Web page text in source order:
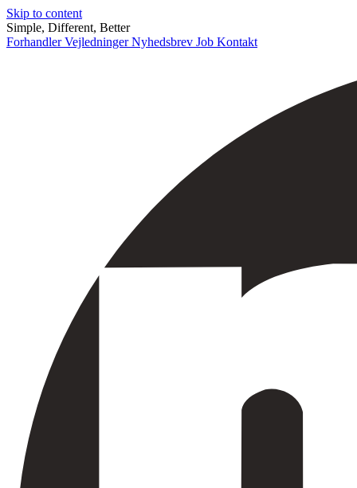
Skip to content
Simple, Different, Better
ForhandlerVejledningerNyhedsbrev Job Kontakt